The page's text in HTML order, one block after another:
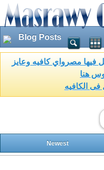
Blog Posts
فيها مصرواي كافيه وعايز
هنا
الكافيه
Newest